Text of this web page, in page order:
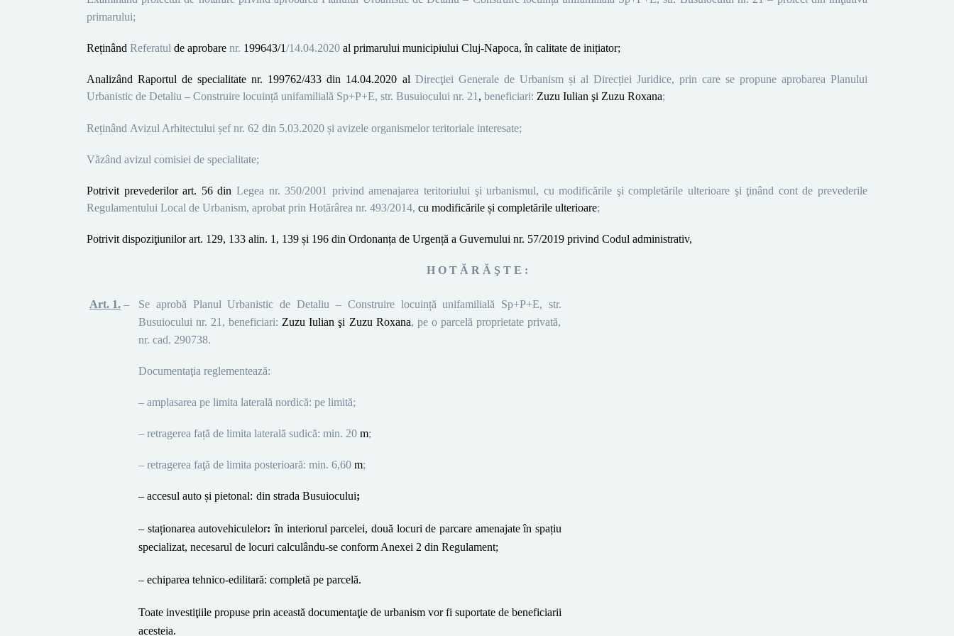
primarului;
Reținând Referatul de aprobare nr. 199643/1/14.04.2020 al primarului municipiului Cluj-Napoca, în calitate de inițiator;
Analizând Raportul de specialitate nr. 199762/433 din 14.04.2020 al Direcţiei Generale de Urbanism și al Direcției Juridice, prin care se propune aprobarea Planului
Urbanistic de Detaliu – Construire locuință unifamilială Sp+P+E, str. Busuiocului nr. 21 , beneficiari: Zuzu Iulian şi Zuzu Roxana;
Reținând Avizul Arhitectului șef nr. 62 din 5.03.2020 și avizele organismelor teritoriale interesate;
Văzând avizul comisiei de specialitate;
Potrivit prevederilor art. 56 din Legea nr. 350/2001 privind amenajarea teritoriului şi urbanismul, cu modificările şi completările ulterioare şi ţinând cont de prevederile
Regulamentului Local de Urbanism, aprobat prin Hotărârea nr. 493/2014, cu modificările și completările ulterioare;
Potrivit dispoziţiunilor art. 129, 133 alin. 1, 139 și 196 din Ordonanța de Urgență a Guvernului nr. 57/2019 privind Codul administrativ,
H O T Ă R Ă Ş T E :
Art. 1. – Se aprobă Planul Urbanistic de Detaliu – Construire locuință unifamilială Sp+P+E, str.
Busuiocului nr. 21,beneficiari: Zuzu Iulian şi Zuzu Roxana, pe o parcelă proprietate privată,
nr. cad. 290738.
Documentaţia reglementează:
– amplasarea pe limita laterală nordică: pe limită;
– retragerea față de limita laterală sudică: min. 20 m;
– retragerea faţă de limita posterioară: min. 6,60 m;
– accesul auto și pietonal: din strada Busuiocului;
– staționarea autovehiculelor: în interiorul parcelei, două locuri de parcare amenajate în spațiu
specializat, necesarul de locuri calculându-se conform Anexei 2 din Regulament;
– echiparea tehnico-edilitară: completă pe parcelă.
Toate investiţiile propuse prin această documentaţie de urbanism vor fi suportate de beneficiarii
acesteia.